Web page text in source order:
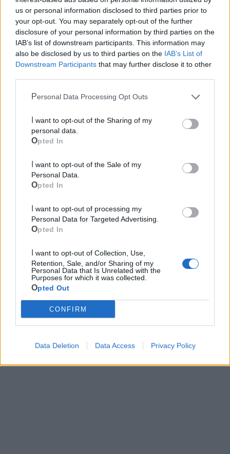
us or personal information disclosed to third parties prior to
your opt-out. You may separately opt-out of the further
disclosure of your personal information by third parties on the
IAB’s list of downstream participants. This information may
also be disclosed by us to third parties on the IAB’s List of
Downstream Participants that may further disclose it to other
Personal Data Processing Opt Outs
personal data.
Opted In
Personal Data.
Opted In
Personal Data for Targeted Advertising.
Opted In
Retention, Sale, and/or Sharing of my
Personal Data that Is Unrelated with the
Purposes for which it was collected.
Opted Out
CONFIRM
Data Deletion Data Access Privacy Policy
Le notizie del giorno sul tuo smartphone
Ricevi gratuitamente ogni giorno le notizie della tua
città direttamente sul tuo smartphone. Scarica Telegram
eclicca qui
Ecocentro e rifiuti
LE INFO UTILI DI MASSAFRA